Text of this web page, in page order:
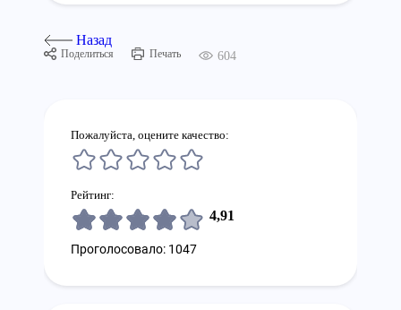
Назад
Поделиться Печать 604
Пожалуйста, оцените качество:
Рейтинг:
4,91
Проголосовало: 1047